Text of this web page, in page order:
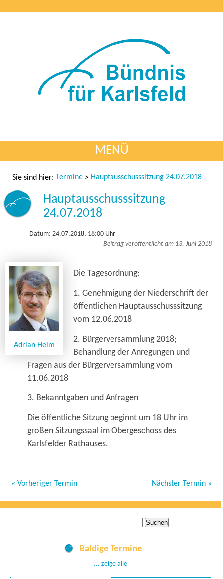
MENÜ
Sie sind hier: Termine > Hauptausschusssitzung 24.07.2018
Hauptausschusssitzung
24.07.2018
Datum: 24.07.2018, 18:00 Uhr
Beitrag veröffentlicht am 13. Juni 2018
Adrian Heim
Die Tagesordnung:
1. Genehmigung der Niederschrift der
öffentlichen Hauptausschusssitzung
vom 12.06.2018
2. Bürgerversammlung 2018;
Behandlung der Anregungen und
Fragen aus der Bürgerversammlung vom
11.06.2018
3. Bekanntgaben und Anfragen
Die öffentliche Sitzung beginnt um 18 Uhr im
großen Sitzungssaal im Obergeschoss des
Karlsfelder Rathauses.
« Vorheriger Termin Nächster Termin »
nach:
Baldige Termine
... zeige alle